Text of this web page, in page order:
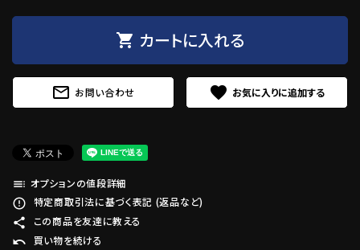
shopping_cart カートに入れる
mail_outline お問い合わせ favorite
toc オプションの値段詳細
error_outline 特定商取引法に基づく表記 (返品など)
share この商品を友達に教える
undo 買い物を続ける